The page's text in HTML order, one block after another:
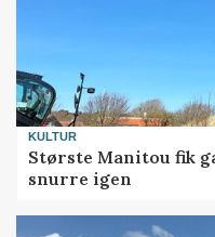
KULTUR
Største Manitou fik
snurre igen